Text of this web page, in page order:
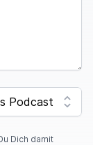
Dich damit